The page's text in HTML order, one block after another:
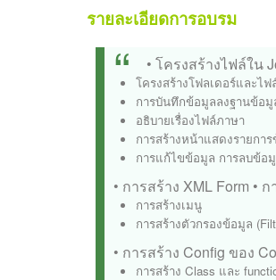
รายละเอียดการอบรม
• โครงสร้างไฟล์ใน
โครงสร้างโฟลเดอร์และไฟ
การบันทึกข้อมูลลงฐานข้อมู
อธิบายเรื่องไฟล์ภาษา
การสร้างหน้าแสดงรายกา
การแก้ไขข้อมูล การลบข้อ
• การสร้าง XML Form •
การสร้างเมนู
การสร้างตัวกรองข้อมูล
• การสร้าง Config ของ
การสร้าง Class และ